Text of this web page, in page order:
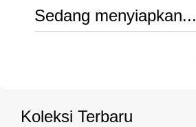
Sedang menyiapkan...
Koleksi Terbaru